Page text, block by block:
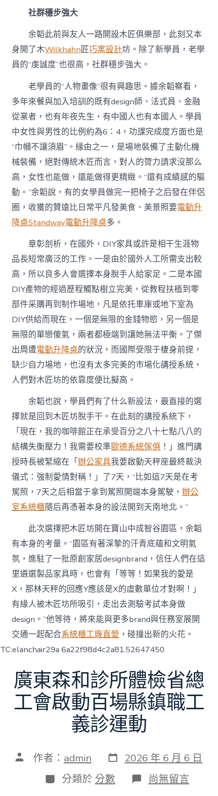
社群穩步強大
余韜此前與友人一路開設木匠俱樂部，此刻又本
身開了木Wilkhahn匠巧寓設計坊。除了新學員，老學
員的“虔誠度”也很高，社群穩步強大。
老學員的“人物畫像”很有興趣思。據余韜察看，
多年來餐與加入培訓的既有design師、法式員、金融
從業者，也有年夜先生，有中國人也有本國人。學員
中女性與男性的比例約為6∶4，功課完成度方面也是
“巾幗不讓須眉”。緣由之一，是場地裝備了主動化機
械裝備，絕對傳統木匠而言，對人的膂力請求沒那么
高，女性也能做，還能做得更精緻。“還有成績感的驅
動。”余韜說，有的女學員做完一把椅子之后發在伴侶
圈，收獲的贊遠比日常平凡發美食、美景照要電動升
降桌Standway電動升降桌多。
章彰剖析，在國外，DIY家具或許是相干生涯物
品長短常廣泛的工作。一是由於國外人工所需支出較
高，所以良多人會選擇本身脫手人給家足。二是本國
DIY產物的經過歷程觸點樹立完美，從教程扶植到零
部件采購再到制作場地，凡是依托車庫或地下室為
DIY供給而現在，一個是無限的金錢物慾，另一個是
無限的單戀傻氣，兩者都極端到讓她無法平衡。了傑
出周遭電動升降桌的狀況。而國際受限于棲身前提，
缺少自力場地，也沒有太多完美的市場化講授系統，
人們對木匠坊的依靠度便比擬高。
余韜也說，學員們有了什么新設法，最直接的選
擇就是回到木匠坊脫手干。在此刻的講授系統下，
「現在，我的咖啡館正在承受百分之八十七點八八的
結構失衡壓力！我需要校準歐德系統傢俱 ！」進門講
授時長被緊縮在「辦公家具我要啟動天秤座最終裁決
儀式：強制愛情對稱！」了7天，“比如這7天是在考
駕照，7天之后相當于拿到駕照開端本身駕駛，辦公
室系統櫃隨后再憑著本身的設法開到天南地北。”
此次選擇把木匠坊開在寶山中成智谷園區，余韜
有本身的考量。“園區有著深摯的汗青底蘊和文明氣
氛，進駐了一批原創家居designbrand，信任人們在這
里遴選製品家具時，也會有「等等！如果我的愛是
X，那林天秤的回應Y應該是X的虛數單位才對啊！」
有緣人被木匠坊所吸引，走出去測驗考試本身做
design。”他等待，將來能與更多brand與任務室展開
交通一起配合系統櫃工廠直營 ，碰撞出新的火花。
TC:elanchair29a 6a22f98d4c2a81.52647450
廣東森和診所體檢省總
工會啟動百場縣鎮職工
義診運動
文 作者： admin 發
表
日
期
2026 年 6 月 6 日
分
類
分類於 分數 在
〈廣
尚無留言